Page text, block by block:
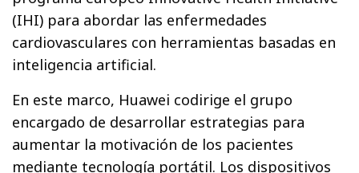
(IHI) para abordar las enfermedades
cardiovasculares con herramientas basadas en
inteligencia artificial.
En este marco, Huawei codirige el grupo
encargado de desarrollar estrategias para
aumentar la motivación de los pacientes
mediante tecnología portátil. Los dispositivos